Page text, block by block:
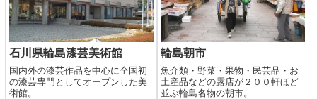
石川県輪島漆芸美術館
国内外の漆芸作品を中心に全国初
の漆芸専門としてオープンした美
術館。
輪島朝市
魚介類・野菜・果物・民芸品・お
土産品などの露店が２００軒ほど
並ぶ輪島名物の朝市。